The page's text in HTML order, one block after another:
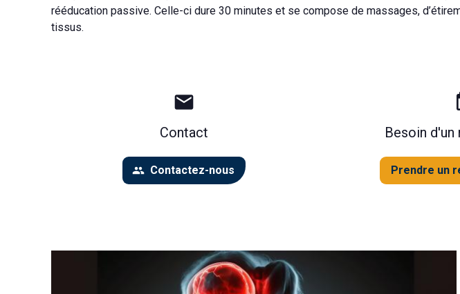
rééducation passive. Celle-ci dure 30 minutes et se compose de massages,
tissus.
mail
Contact
people Contactez-nous
Besoin d'un
Prendre un